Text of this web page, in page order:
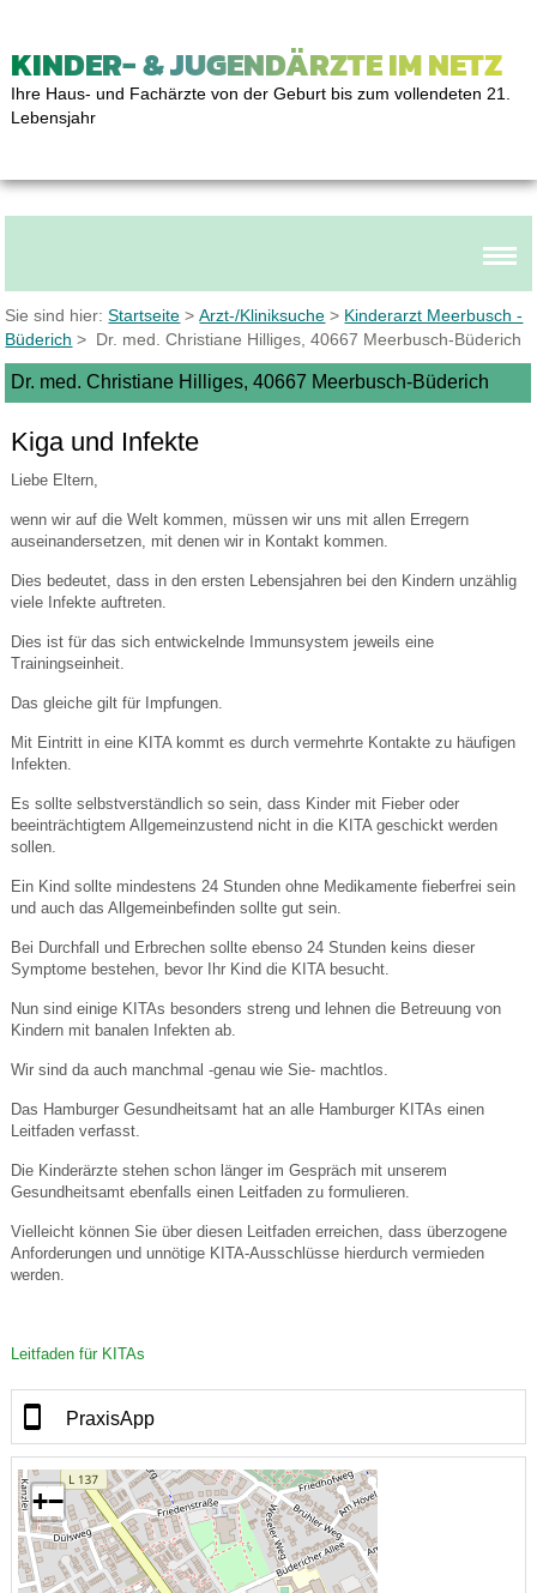
KINDER- & JUGENDÄRZTE IM NETZ
Ihre Haus- und Fachärzte von der Geburt bis zum vollendeten 21.
Lebensjahr
Sie sind hier:Startseite >Arzt-/Kliniksuche > Kinderarzt Meerbusch -
Büderich > Dr. med. Christiane Hilliges, 40667 Meerbusch-Büderich
Dr. med. Christiane Hilliges, 40667 Meerbusch-Büderich
Kiga und Infekte
Liebe Eltern,
wenn wir auf die Welt kommen, müssen wir uns mit allen Erregern
auseinandersetzen, mit denen wir in Kontakt kommen.
Dies bedeutet, dass in den ersten Lebensjahren bei den Kindern unzählig
viele Infekte auftreten.
Dies ist für das sich entwickelnde Immunsystem jeweils eine
Trainingseinheit.
Das gleiche gilt für Impfungen.
Mit Eintritt in eine KITA kommt es durch vermehrte Kontakte zu häufigen
Infekten.
Es sollte selbstverständlich so sein, dass Kinder mit Fieber oder
beeinträchtigtem Allgemeinzustend nicht in die KITA geschickt werden
sollen.
Ein Kind sollte mindestens 24 Stunden ohne Medikamente fieberfrei sein
und auch das Allgemeinbefinden sollte gut sein.
Bei Durchfall und Erbrechen sollte ebenso 24 Stunden keins dieser
Symptome bestehen, bevor Ihr Kind die KITA besucht.
Nun sind einige KITAs besonders streng und lehnen die Betreuung von
Kindern mit banalen Infekten ab.
Wir sind da auch manchmal -genau wie Sie- machtlos.
Das Hamburger Gesundheitsamt hat an alle Hamburger KITAs einen
Leitfaden verfasst.
Die Kinderärzte stehen schon länger im Gespräch mit unserem
Gesundheitsamt ebenfalls einen Leitfaden zu formulieren.
Vielleicht können Sie über diesen Leitfaden erreichen, dass überzogene
Anforderungen und unnötige KITA-Ausschlüsse hierdurch vermieden
werden.
Leitfaden für KITAs
PraxisApp
+−